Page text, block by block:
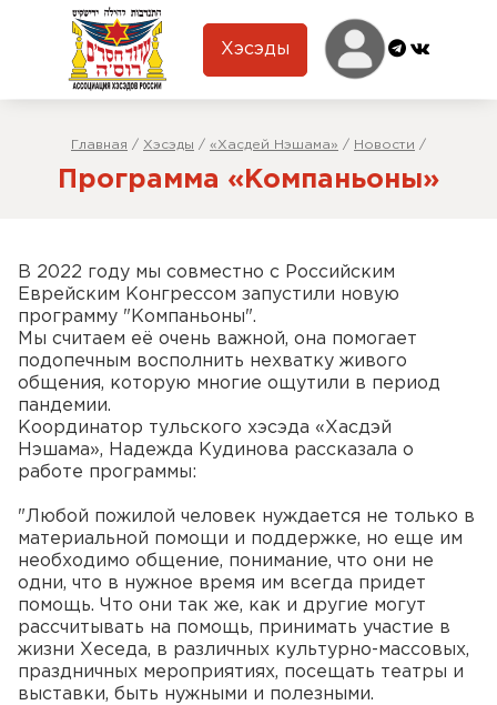
Хэсэды
Главная / Хэсэды / «Хасдей Нэшама» / Новости /
Программа «Компаньоны»
В 2022 году мы совместно с Российским
Еврейским Конгрессом запустили новую
программу "Компаньоны".
Мы считаем её очень важной, она помогает
подопечным восполнить нехватку живого
общения, которую многие ощутили в период
пандемии.
Координатор тульского хэсэда «Хасдэй
Нэшама», Надежда Кудинова рассказала о
работе программы:
"Любой пожилой человек нуждается не только в
материальной помощи и поддержке, но еще им
необходимо общение, понимание, что они не
одни, что в нужное время им всегда придет
помощь. Что они так же, как и другие могут
рассчитывать на помощь, принимать участие в
жизни Хеседа, в различных культурно-массовых,
праздничных мероприятиях, посещать театры и
выставки, быть нужными и полезными.